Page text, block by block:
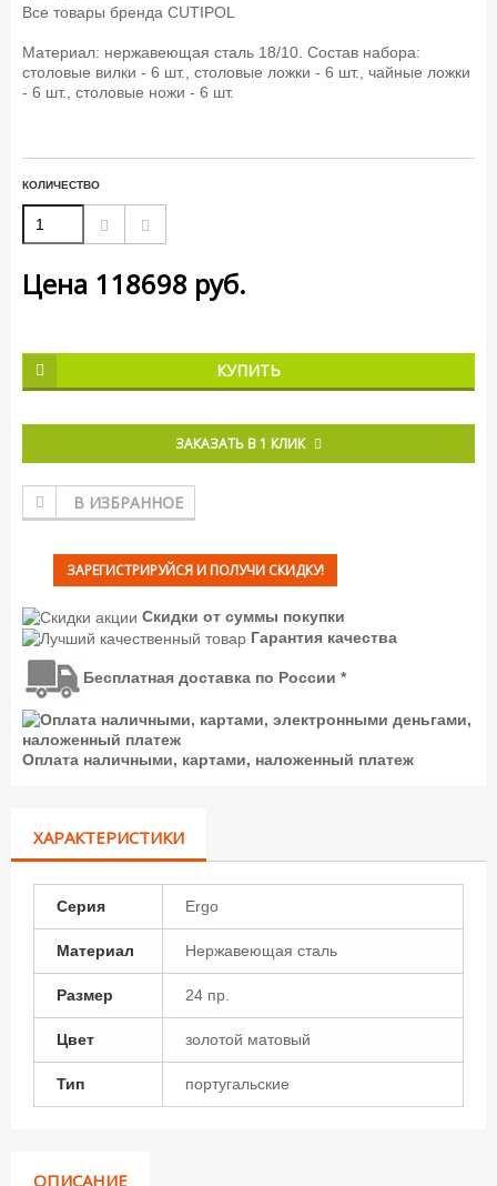
Все товары бренда CUTIPOL
Материал: нержавеющая сталь 18/10. Состав набора:
столовые вилки - 6 шт., столовые ложки - 6 шт., чайные ложки
- 6 шт., столовые ножи - 6 шт.
КОЛИЧЕСТВО
Цена 118698 руб.
КУПИТЬ
ЗАКАЗАТЬ В 1 КЛИК
В ИЗБРАННОЕ
ЗАРЕГИСТРИРУЙСЯ И ПОЛУЧИ СКИДКУ!
Скидки от суммы покупки
Гарантия качества
Бесплатная доставка по России *
Оплата наличными, картами, наложенный платеж
ХАРАКТЕРИСТИКИ
Серия Ergo
Материал Нержавеющая сталь
Размер 24 пр.
Цвет золотой матовый
Тип португальские
ОПИСАНИЕ